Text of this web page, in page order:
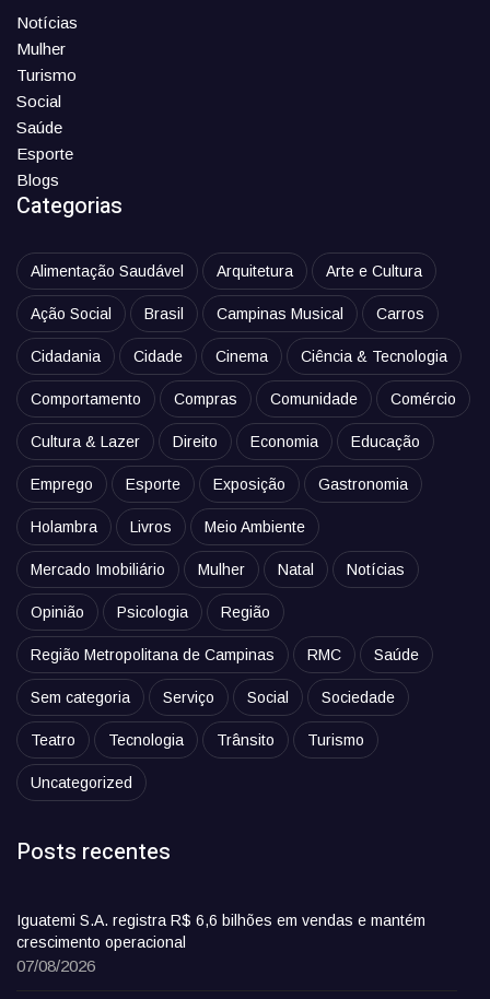
Notícias
Mulher
Turismo
Social
Saúde
Esporte
Blogs
Categorias
Alimentação Saudável Arquitetura Arte e Cultura
Ação Social Brasil Campinas Musical Carros
Cidadania Cidade Cinema Ciência & Tecnologia
Comportamento Compras Comunidade Comércio
Cultura & Lazer Direito Economia Educação
Emprego Esporte Exposição Gastronomia
Holambra Livros Meio Ambiente
Mercado Imobiliário Mulher Natal Notícias
Opinião Psicologia Região
Região Metropolitana de Campinas RMC Saúde
Sem categoria Serviço Social Sociedade
Teatro Tecnologia Trânsito Turismo
Uncategorized
Posts recentes
Iguatemi S.A. registra R$ 6,6 bilhões em vendas e mantém
crescimento operacional
07/08/2026